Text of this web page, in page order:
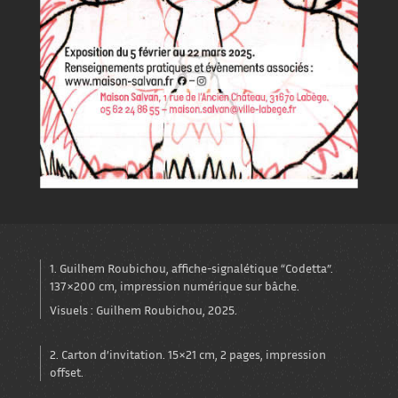
1. Guilhem Roubichou, affiche-signalétique “Codetta”.
137×200 cm, impression numérique sur bâche.
Visuels : Guilhem Roubichou, 2025.
2. Carton d’invitation. 15×21 cm, 2 pages, impression
offset.